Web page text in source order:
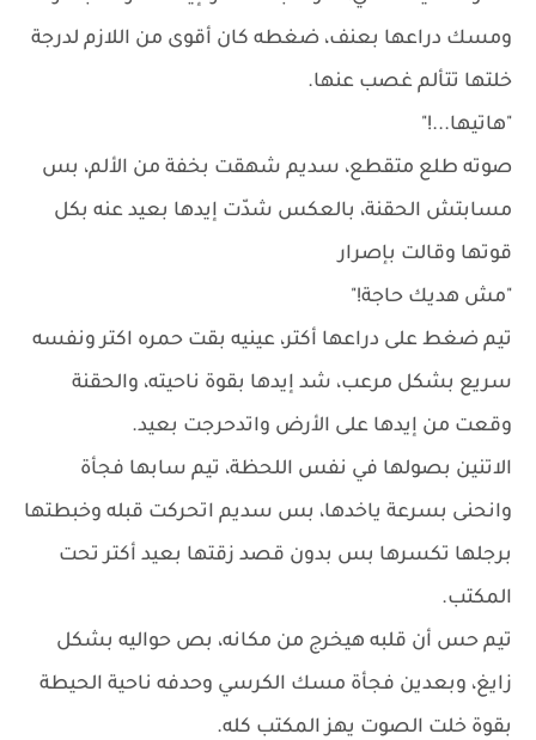
ومسك دراعها بعنف، ضغطه كان أقوى من اللازم لدرجة
خلتها تتألم غصب عنها.
"هاتيها...!"
صوته طلع متقطع، سديم شهقت بخفة من الألم، بس
مسابتش الحقنة، بالعكس شدّت إيدها بعيد عنه بكل
قوتها وقالت بإصرار
"مش هديك حاجة!"
تيم ضغط على دراعها أكتر، عينيه بقت حمره اكتر ونفسه
سريع بشكل مرعب، شد إيدها بقوة ناحيته، والحقنة
وقعت من إيدها على الأرض واتدحرجت بعيد.
الاتنين بصولها في نفس اللحظة، تيم سابها فجأة
وانحنى بسرعة ياخدها، بس سديم اتحركت قبله وخبطتها
برجلها تكسرها بس بدون قصد زقتها بعيد أكتر تحت
المكتب.
تيم حس أن قلبه هيخرج من مكانه، بص حواليه بشكل
زايغ، وبعدين فجأة مسك الكرسي وحدفه ناحية الحيطة
بقوة خلت الصوت يهز المكتب كله.